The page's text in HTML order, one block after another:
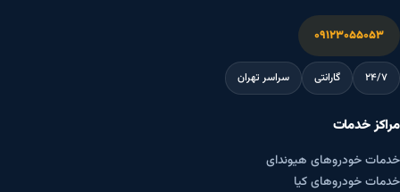
۰۹۱۲۳۰۵۵۰۵۳
۲۴/۷ گارانتی سراسر تهران
مراکز خدمات
خدمات خودروهای هیوندای
خدمات خودروهای کیا